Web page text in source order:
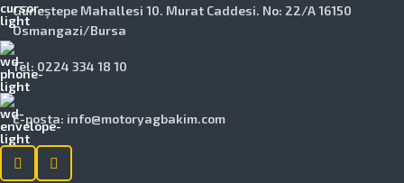
Güneştepe Mahallesi 10. Murat Caddesi. No: 22/A 16150
Osmangazi/Bursa
Tel: 0224 334 18 10
E-posta: info@motoryagbakim.com